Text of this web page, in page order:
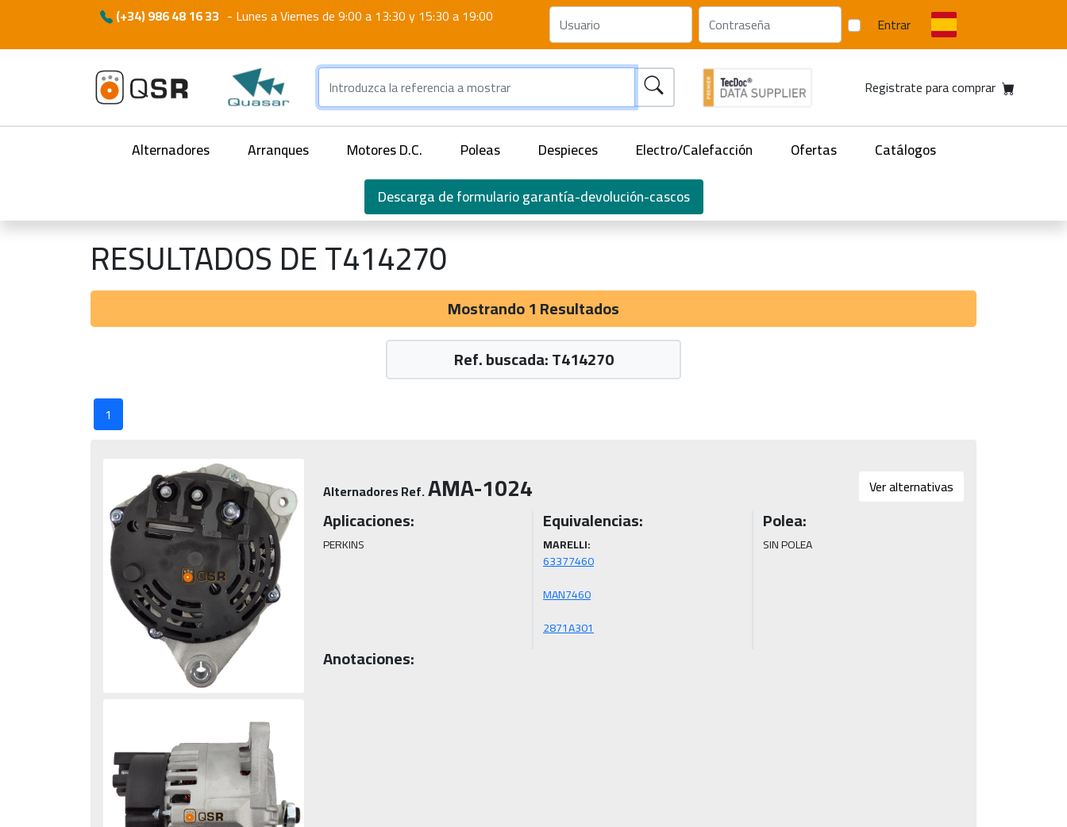
(+34) 986 48 16 33 - Lunes a Viernes de 9:00 a 13:30 y 15:30 a 19:00 Entrar
Registrate para comprar
Alternadores Arranques Motores D.C. Poleas Despieces Electro/Calefacción Ofertas
Catálogos
Descarga de formulario garantía-devolución-cascos
RESULTADOS DE T414270
Mostrando 1 Resultados
Ref. buscada: T414270
1
Alternadores Ref.AMA-1024 Ver alternativas
Aplicaciones:
PERKINS
Equivalencias:
MARELLI:
63377460
MAN7460
2871A301
Polea:
SIN POLEA
Anotaciones: